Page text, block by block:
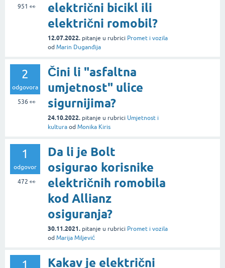
951 👀
električni bicikl ili
električni romobil?
12.07.2022. pitanje u rubrici Promet i vozila
od Marin Duganđija
2
odgovora
536 👀
Čini li "asfaltna
umjetnost" ulice
sigurnijima?
24.10.2022. pitanje u rubrici Umjetnost i
kultura od Monika Kiris
1
odgovor
472 👀
Da li je Bolt
osigurao korisnike
električnih romobila
kod Allianz
osiguranja?
30.11.2021. pitanje u rubrici Promet i vozila
od Marija Miljević
1 Kakav je električni